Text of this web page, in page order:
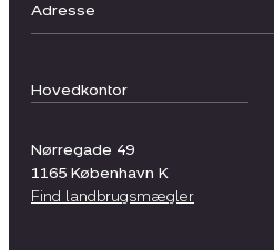
Hovedkontor
Nørregade 49
1165 København K
Find landbrugsmægler
Adresse